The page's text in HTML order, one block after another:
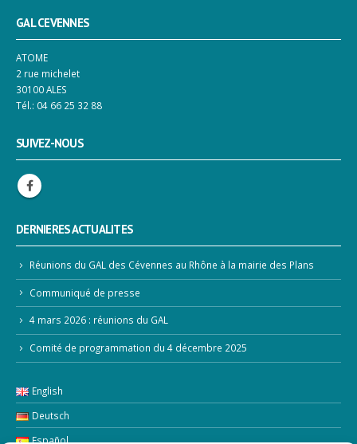
ATOME
2 rue michelet
30100 ALES
Tél.: 04 66 25 32 88
Réunions du GAL des Cévennes au Rhône à la mairie des Plans
Communiqué de presse
4 mars 2026 : réunions du GAL
Comité de programmation du 4 décembre 2025
Deutsch